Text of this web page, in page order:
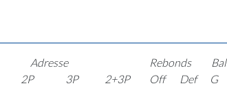
Adresse
2P 3P 2+3P
Rebonds
Off
Def
G